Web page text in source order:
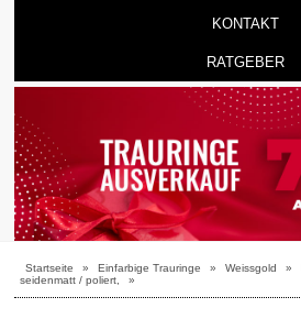
KONTAKT
RATGEBER
Startseite » Einfarbige Trauringe » Weissgold »
seidenmatt / poliert,
»